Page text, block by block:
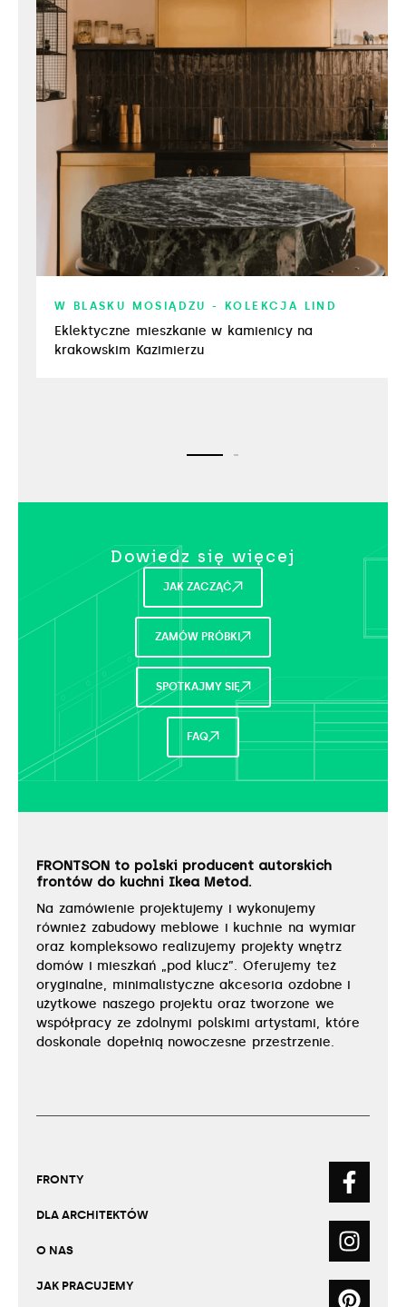
W BLASKU MOSIĄDZU - KOLEKCJA LIND
Eklektyczne mieszkanie w kamienicy na
krakowskim Kazimierzu
Dowiedz się więcej​
JAK ZACZĄĆ
ZAMÓW PRÓBKI
SPOTKAJMY SIĘ
FAQ
FRONTSON to polski producent autorskich
frontów do kuchni Ikea Metod.
Na zamówienie projektujemy i wykonujemy
również zabudowy meblowe i kuchnie na wymiar
oraz kompleksowo realizujemy projekty wnętrz
domów i mieszkań „pod klucz”. Oferujemy też
oryginalne, minimalistyczne akcesoria ozdobne i
użytkowe naszego projektu oraz tworzone we
współpracy ze zdolnymi polskimi artystami, które
doskonale dopełnią nowoczesne przestrzenie.
FRONTY
DLA ARCHITEKTÓW
O NAS
JAK PRACUJEMY